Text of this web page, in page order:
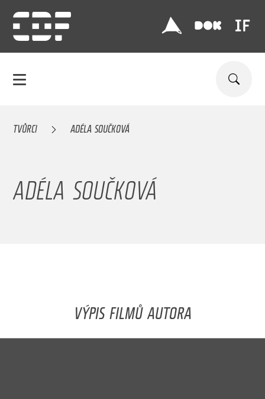
TVŮRCI ADÉLA SOUČKOVÁ
ADÉLA SOUČKOVÁ
VÝPIS FILMŮ AUTORA